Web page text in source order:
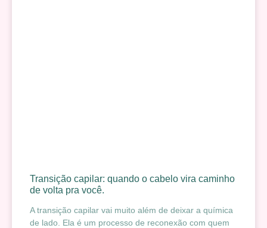
Transição capilar: quando o cabelo vira caminho
de volta pra você.
A transição capilar vai muito além de deixar a química
de lado. Ela é um processo de reconexão com quem